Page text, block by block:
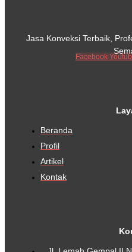
Jasa Konveksi Terbaik,
Facebook
Beranda
Profil
Artikel
Kontak